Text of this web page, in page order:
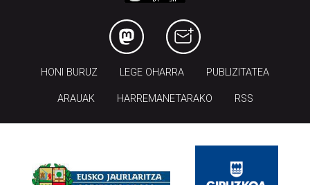
HONI BURUZ LEGE OHARRA PUBLIZITATEA
ARAUAK HARREMANETARAKO RSS